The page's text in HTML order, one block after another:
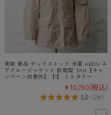
実物 新品 デッドストック 米軍 ABDU エ
アクルージャケット 前期型 TAN【キャ
ンペーン対象外】【I】 ミリタリー
¥10,780(税込)
5.0 （2件）